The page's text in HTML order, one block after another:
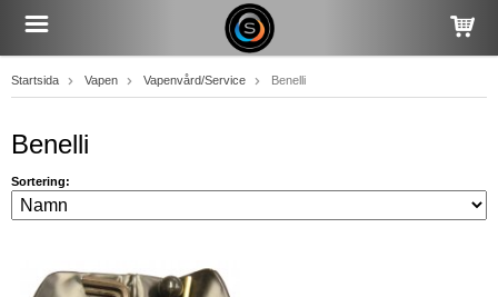
Startsida Vapen Vapenvård/Service Benelli
Benelli
Sortering: